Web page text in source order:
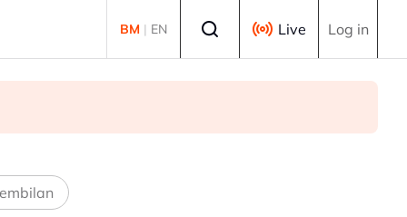
BM | EN Live Log in